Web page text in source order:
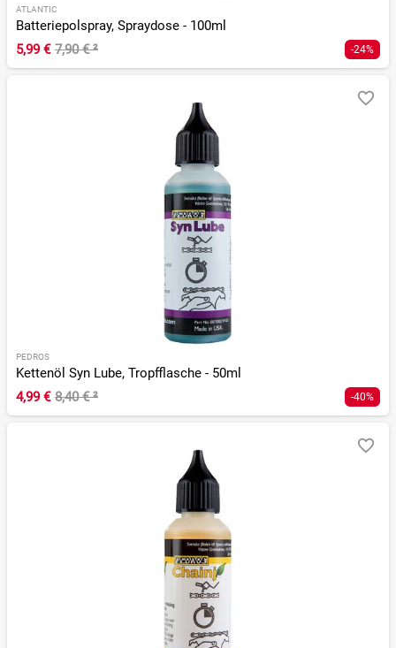
ATLANTIC
Batteriepolspray, Spraydose - 100ml
5,99 € 7,90 €² -24%
PEDROS
Kettenöl Syn Lube, Tropfflasche - 50ml
4,99 € 8,40 €² -40%